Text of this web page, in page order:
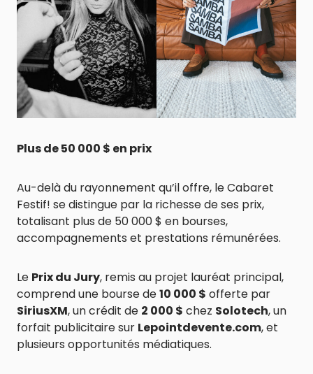
Plus de 50 000 $ en prix
Au-delà du rayonnement qu’il offre, le Cabaret
Festif! se distingue par la richesse de ses prix,
totalisant plus de 50 000 $ en bourses,
accompagnements et prestations rémunérées.
Le Prix du Jury, remis au projet lauréat principal,
comprend une bourse de10 000 $ offerte par
SiriusXM, un crédit de 2 000 $ chez Solotech, un
forfait publicitaire sur Lepointdevente.com, et
plusieurs opportunités médiatiques.